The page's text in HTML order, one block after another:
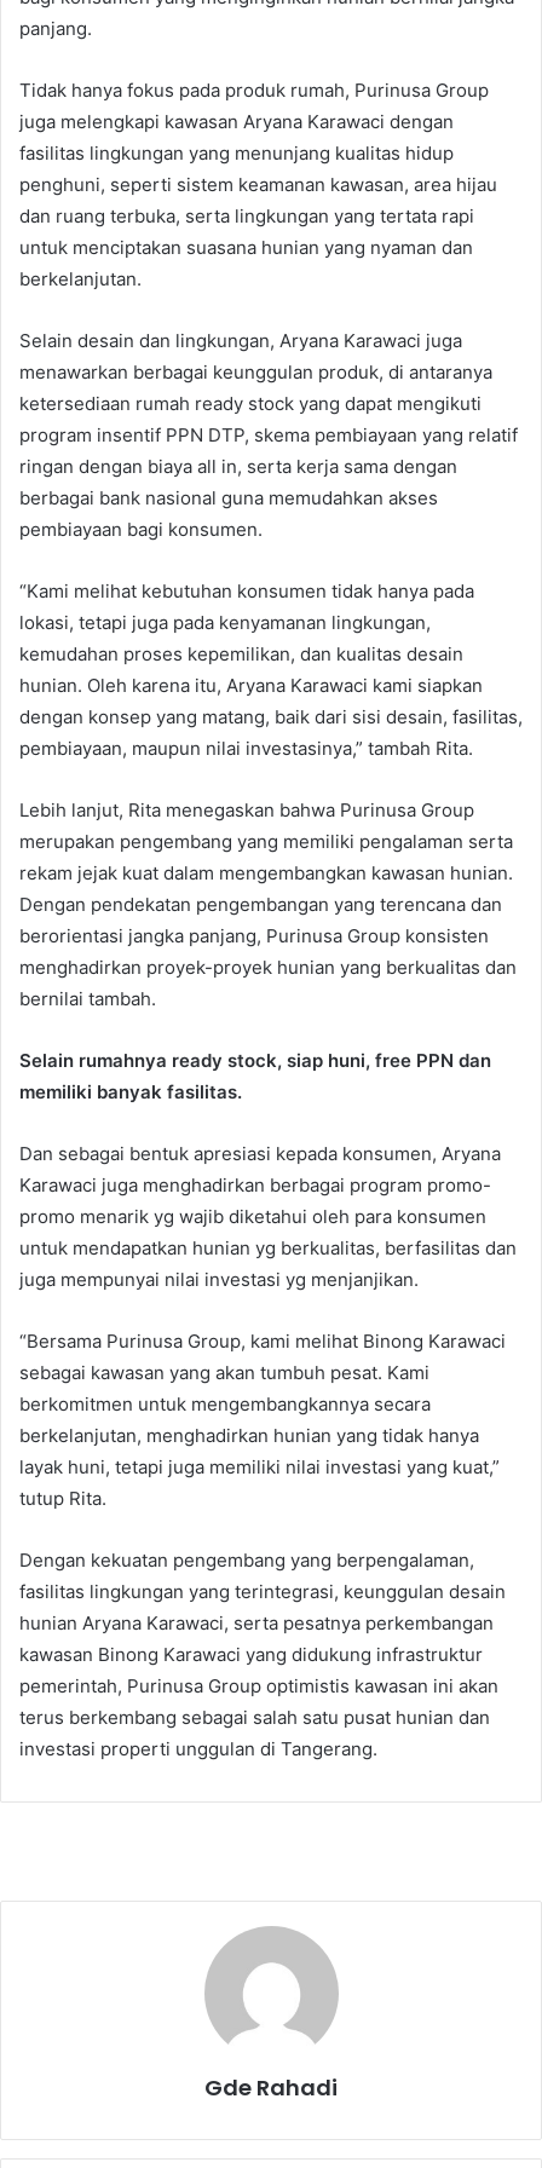
panjang.
Tidak hanya fokus pada produk rumah, Purinusa Group
juga melengkapi kawasan Aryana Karawaci dengan
fasilitas lingkungan yang menunjang kualitas hidup
penghuni, seperti sistem keamanan kawasan, area hijau
dan ruang terbuka, serta lingkungan yang tertata rapi
untuk menciptakan suasana hunian yang nyaman dan
berkelanjutan.
Selain desain dan lingkungan, Aryana Karawaci juga
menawarkan berbagai keunggulan produk, di antaranya
ketersediaan rumah ready stock yang dapat mengikuti
program insentif PPN DTP, skema pembiayaan yang relatif
ringan dengan biaya all in, serta kerja sama dengan
berbagai bank nasional guna memudahkan akses
pembiayaan bagi konsumen.
“Kami melihat kebutuhan konsumen tidak hanya pada
lokasi, tetapi juga pada kenyamanan lingkungan,
kemudahan proses kepemilikan, dan kualitas desain
hunian. Oleh karena itu, Aryana Karawaci kami siapkan
dengan konsep yang matang, baik dari sisi desain, fasilitas,
pembiayaan, maupun nilai investasinya,” tambah Rita.
Lebih lanjut, Rita menegaskan bahwa Purinusa Group
merupakan pengembang yang memiliki pengalaman serta
rekam jejak kuat dalam mengembangkan kawasan hunian.
Dengan pendekatan pengembangan yang terencana dan
berorientasi jangka panjang, Purinusa Group konsisten
menghadirkan proyek-proyek hunian yang berkualitas dan
bernilai tambah.
Selain rumahnya ready stock, siap huni, free PPN dan
memiliki banyak fasilitas.
Dan sebagai bentuk apresiasi kepada konsumen, Aryana
Karawaci juga menghadirkan berbagai program promo-
promo menarik yg wajib diketahui oleh para konsumen
untuk mendapatkan hunian yg berkualitas, berfasilitas dan
juga mempunyai nilai investasi yg menjanjikan.
“Bersama Purinusa Group, kami melihat Binong Karawaci
sebagai kawasan yang akan tumbuh pesat. Kami
berkomitmen untuk mengembangkannya secara
berkelanjutan, menghadirkan hunian yang tidak hanya
layak huni, tetapi juga memiliki nilai investasi yang kuat,”
tutup Rita.
Dengan kekuatan pengembang yang berpengalaman,
fasilitas lingkungan yang terintegrasi, keunggulan desain
hunian Aryana Karawaci, serta pesatnya perkembangan
kawasan Binong Karawaci yang didukung infrastruktur
pemerintah, Purinusa Group optimistis kawasan ini akan
terus berkembang sebagai salah satu pusat hunian dan
investasi properti unggulan di Tangerang.
Gde Rahadi